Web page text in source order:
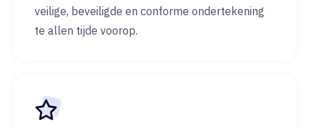
veilige, beveiligde en conforme ondertekening
te allen tijde voorop.